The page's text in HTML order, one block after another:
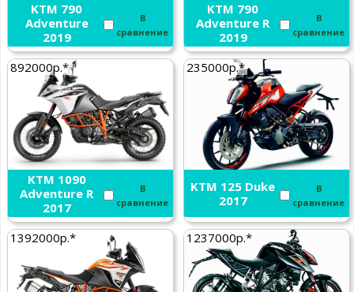
KTM 790
Adventure
2019
В
сравнение
KTM 790
Adventure R
2019
В
сравнение
892000р.*
KTM 1090
Adventure R
2017
В
сравнение
235000р.*
KTM 125 Duke
2017
В
сравнение
1392000р.* 1237000р.*